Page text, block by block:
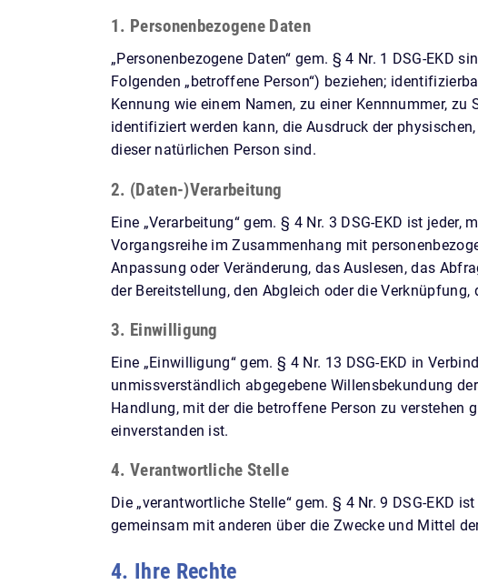
1. Personenbezogene Daten
„Personenbezogene Daten“ gem. § 4 Nr. 1 DSG-
Folgenden „betroffene Person“) beziehen;
Kennung wie einem Namen, zu einer Kennnummer,
identifiziert werden kann, die Ausdruck der
dieser natürlichen Person sind.
2. (Daten-)Verarbeitung
Eine „Verarbeitung“ gem. § 4 Nr. 3 DSG-EKD ist
Vorgangsreihe im Zusammenhang mit
Anpassung oder Veränderung, das Auslesen, das
der Bereitstellung, den Abgleich oder die
3. Einwilligung
Eine „Einwilligung“ gem. § 4 Nr. 13 DSG-EKD in
unmissverständlich abgegebene Willensbekundung
Handlung, mit der die betroffene Person zu verstehen
einverstanden ist.
4. Verantwortliche Stelle
Die „verantwortliche Stelle“ gem. § 4 Nr. 9 DSG-EKD
gemeinsam mit anderen über die Zwecke und Mittel
4. Ihre Rechte